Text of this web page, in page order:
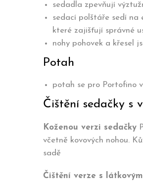
sedadla zpevňují
sedací polštáře sedí na
které zajišťují správné
nohy pohovek a křesel
Potah
potah se pro Portofino
Čištění sedačky s
Koženou verzi sedačky
včetně kovových nohou.
sadě
Čištění verze s